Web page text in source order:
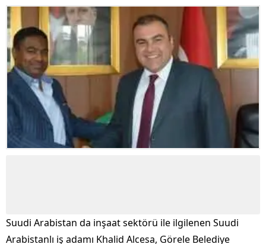
Suudi Arabistan da inşaat sektörü ile ilgilenen Suudi
Arabistanlı iş adamı Khalid Alcesa, Görele Belediye